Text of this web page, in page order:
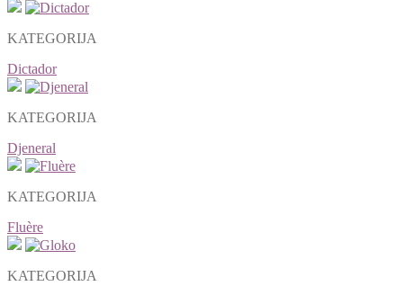
KATEGORIJA
Dictador
KATEGORIJA
Djeneral
KATEGORIJA
Fluère
KATEGORIJA